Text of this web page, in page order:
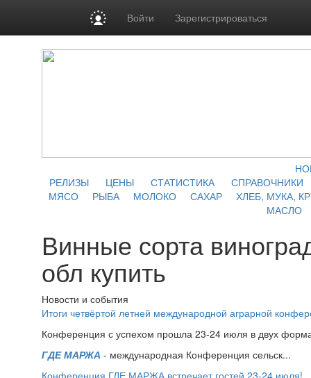
Войти Зарегистрироваться
РЕЛИЗЫ
ЦЕНЫ СТАТИСТИКА
СПРАВОЧНИКИ
МЯСО
РЫБА МОЛОКО САХАР
ХЛЕБ, МУКА,
МАСЛО
Винные сорта
обл купить
Новости и события
Итоги четвёртой летней международной аграрной
Конференция с успехом прошла 23-24 июля в двух
ГДЕ МАРЖА - международная Конференция сельск...
Конференция ГДЕ МАРЖА встречает гостей 23-24 июля!